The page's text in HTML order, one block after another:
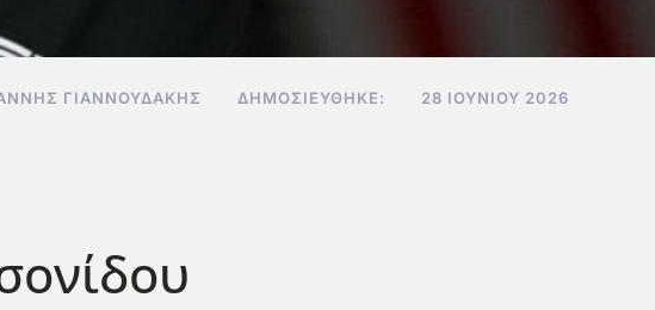
ΓΙΑΝΝΟΥΔΆΚΗΣ ΔΗΜΟΣΙΕΎΘΗΚΕ: 28 ΙΟΥΝΊΟΥ 2026